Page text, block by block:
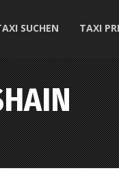
SUCHEN TAXI